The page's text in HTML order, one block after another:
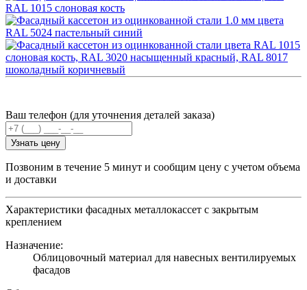
Ваш телефон (для уточнения деталей заказа)
Узнать цену
Позвоним в течение 5 минут и сообщим цену с учетом объема
и доставки
Характеристики фасадных металлокассет с закрытым
креплением
Назначение:
Облицовочный материал для навесных вентилируемых
фасадов